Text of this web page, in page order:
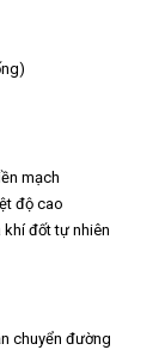
mạch
độ cao
khí đốt tự nhiên
chuyển đường